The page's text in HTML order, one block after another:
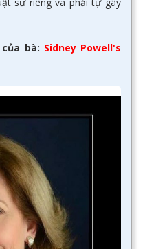
bà: Sidney Powell's